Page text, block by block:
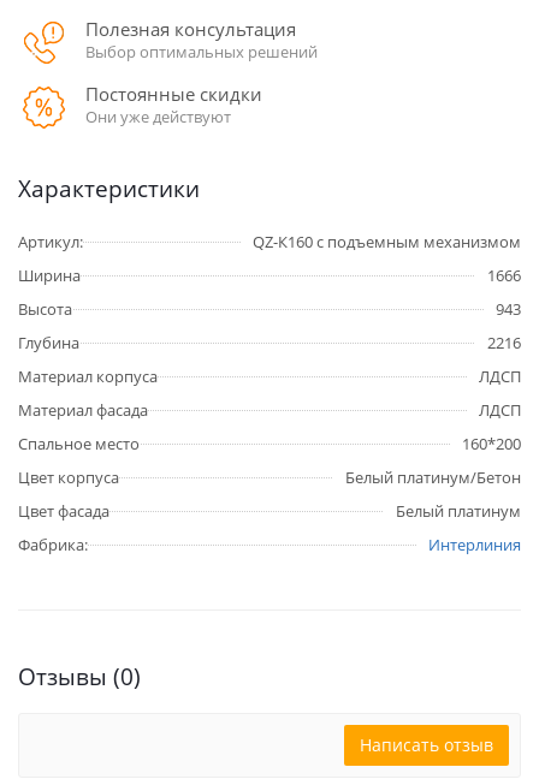
Полезная консультация
Выбор оптимальных решений
Постоянные скидки
Они уже действуют
Характеристики
Артикул:
QZ-К160 с подъемным механизмом
Ширина
1666
Высота
943
Глубина
2216
Материал корпуса
ЛДСП
Материал фасада
ЛДСП
Спальное место
160*200
Цвет корпуса
Белый платинум/Бетон
Цвет фасада
Белый платинум
Фабрика:
Интерлиния
Отзывы (0)
Написать отзыв